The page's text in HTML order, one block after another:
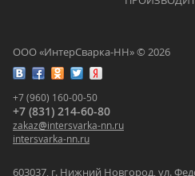
ООО «ИнтерСварка-НН» © 2026
+7 (960) 160-00-50
+7 (831) 214-60-80
zakaz@intersvarka-nn.ru
intersvarka-nn.ru
603037, г. Нижний Новгород, ул.